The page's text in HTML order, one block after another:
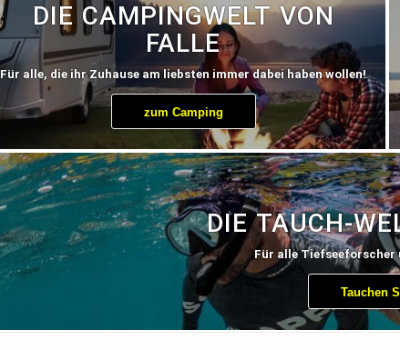
DIE CAMPINGWELT VON
FALLE
Für alle, die ihr Zuhause am liebsten immer dabei haben wollen!
zum Camping
DIE TAUCH-
Für alle Tiefseeforscher
Tauchen